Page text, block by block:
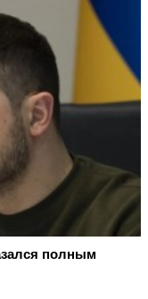
полным